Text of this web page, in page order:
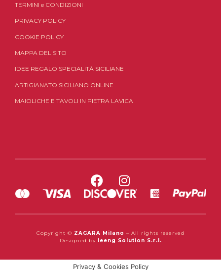
TERMINI e CONDIZIONI
PRIVACY POLICY
COOKIE POLICY
MAPPA DEL SITO
IDEE REGALO SPECIALITÀ SICILIANE
ARTIGIANATO SICILIANO ONLINE
MAIOLICHE E TAVOLI IN PIETRA LAVICA
Copyright © ZAGARA Milano – All rights reserved
Designed by
Ieeng Solution S.r.l.
Privacy & Cookies Policy